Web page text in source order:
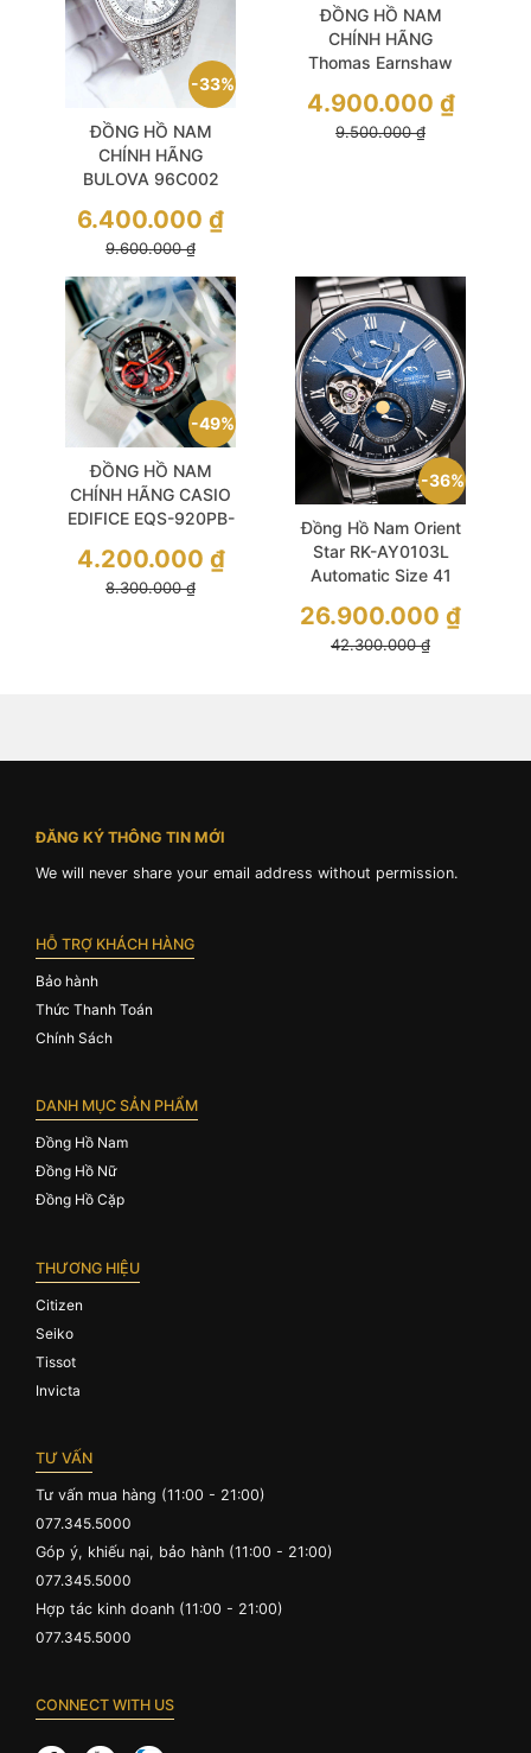
33%
ĐỒNG HỒ NAM
CHÍNH HÃNG
BULOVA 96C002
Dial Mặt Vuông Silver
Stainless Steel For
Men
9.600.000₫
6.400.000 ₫
ĐỒNG HỒ NAM
CHÍNH HÃNG
Thomas Earnshaw
Automatic Longitude
Multifunction Gold
9.500.000₫
4.900.000 ₫
49%
ĐỒNG HỒ NAM
CHÍNH HÃNG CASIO
EDIFICE EQS-920PB-
Silicone Strap For
Men
8.300.000₫
4.200.000 ₫
36%
Đồng Hồ Nam Orient
Star RK-AY0103L
Automatic Size 41
42.300.000₫
26.900.000 ₫
ĐĂNG KÝ THÔNG TIN MỚI
We will never share your email address without permission.
HỖ TRỢ KHÁCH HÀNG
Bảo hành
Thức Thanh Toán
Chính Sách
DANH MỤC SẢN PHẨM
Đồng Hồ Nam
Đồng Hồ Nữ
Đồng Hồ Cặp
THƯƠNG HIỆU
Citizen
Seiko
Tissot
Invicta
TƯ VẤN
Tư vấn mua hàng (11:00 - 21:00)
077.345.5000
Góp ý, khiếu nại, bảo hành (11:00 - 21:00)
077.345.5000
Hợp tác kinh doanh (11:00 - 21:00)
077.345.5000
CONNECT WITH US